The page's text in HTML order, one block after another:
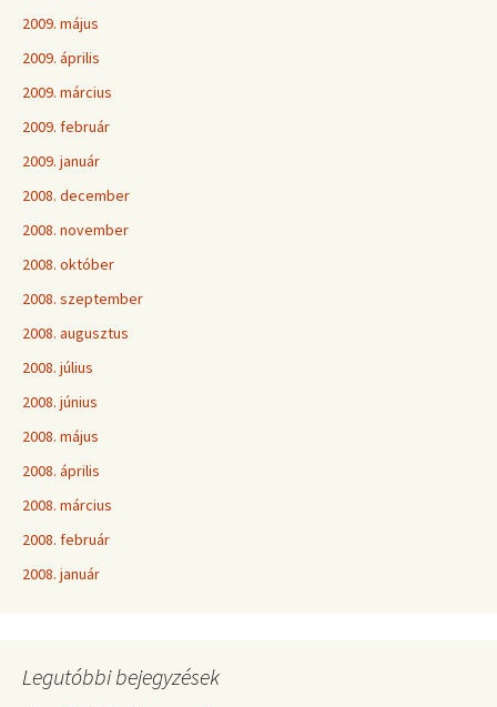
2009. május
2009. április
2009. március
2009. február
2009. január
2008. december
2008. november
2008. október
2008. szeptember
2008. augusztus
2008. július
2008. június
2008. május
2008. április
2008. március
2008. február
2008. január
Legutóbbi bejegyzések